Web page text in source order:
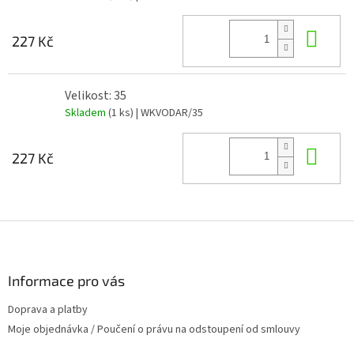
227 Kč
Velikost: 35
Skladem (1 ks) | WKVODAR/35
227 Kč
Informace pro vás
Doprava a platby
Moje objednávka / Poučení o právu na odstoupení od smlouvy